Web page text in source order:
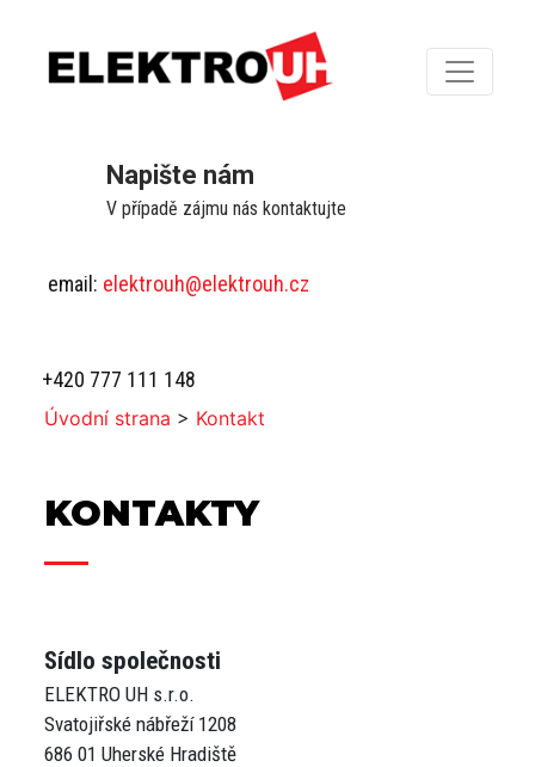
Napište nám
V případě zájmu nás kontaktujte
email: elektrouh@elektrouh.cz
+420 777 111 148
Úvodní strana > Kontakt
KONTAKTY
Sídlo společnosti
ELEKTRO UH s.r.o.
Svatojiřské nábřeží 1208
686 01 Uherské Hradiště